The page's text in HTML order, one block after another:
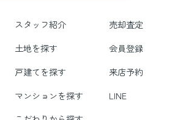
スタッフ紹介
売却査定
土地を探す
会員登録
戸建てを探す
来店予約
マンションを探す
LINE